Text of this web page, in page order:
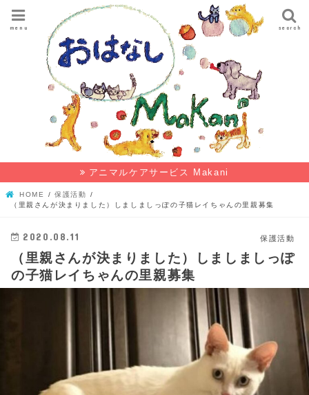
search
menu
アニマルケアサービス Makani
HOME
保護活動
（里親さんが決まりました）しましましっぽの子猫レイちゃんの里親募集
保護活動
2020.08.11
（里親さんが決まりました）しましましっぽ
の子猫レイちゃんの里親募集